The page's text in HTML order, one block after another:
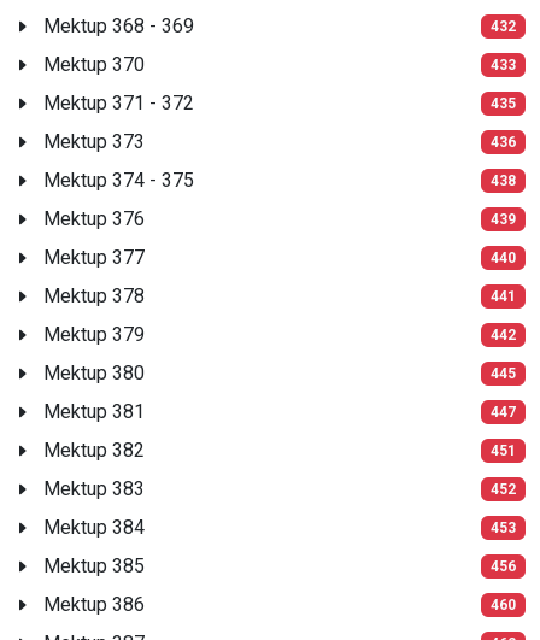
Mektup 368 - 369 432
Mektup 370 433
Mektup 371 - 372 435
Mektup 373 436
Mektup 374 - 375 438
Mektup 376 439
Mektup 377 440
Mektup 378 441
Mektup 379 442
Mektup 380 445
Mektup 381 447
Mektup 382 451
Mektup 383 452
Mektup 384 453
Mektup 385 456
Mektup 386 460